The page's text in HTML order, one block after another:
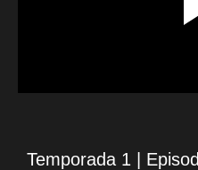
Temporada 1 |